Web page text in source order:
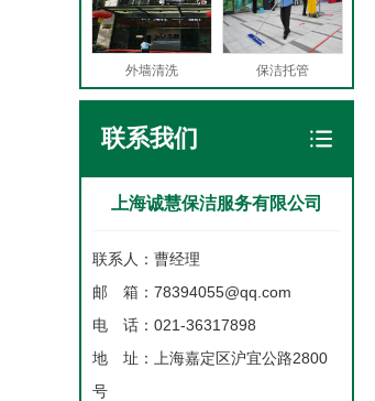
外墙清洗 保洁托管
联系我们
上海诚慧保洁服务有限公司
联系人：曹经理
邮 箱：78394055@qq.com
电 话：021-36317898
地 址：上海嘉定区沪宜公路2800
号